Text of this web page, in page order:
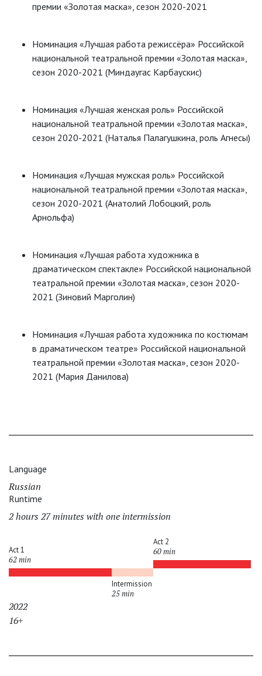
премии «Золотая маска», сезон 2020-2021
Номинация «Лучшая работа режиссёра» Российской
национальной театральной премии «Золотая маска»,
сезон 2020-2021 (Миндаугас Карбаускис)
Номинация «Лучшая женская роль» Российской
национальной театральной премии «Золотая маска»,
сезон 2020-2021 (Наталья Палагушкина, роль Агнесы)
Номинация «Лучшая мужская роль» Российской
национальной театральной премии «Золотая маска»,
сезон 2020-2021 (Анатолий Лобоцкий, роль
Арнольфа)
Номинация «Лучшая работа художника в
драматическом спектакле» Российской национальной
театральной премии «Золотая маска», сезон 2020-
2021 (Зиновий Марголин)
Номинация «Лучшая работа художника по костюмам
в драматическом театре» Российской национальной
театральной премии «Золотая маска», сезон 2020-
2021 (Мария Данилова)
Language
Russian
Runtime
2 hours 27 minutes with one intermission
Act 1
62 min
Intermission
25 min
Act 2
60 min
2022
16+